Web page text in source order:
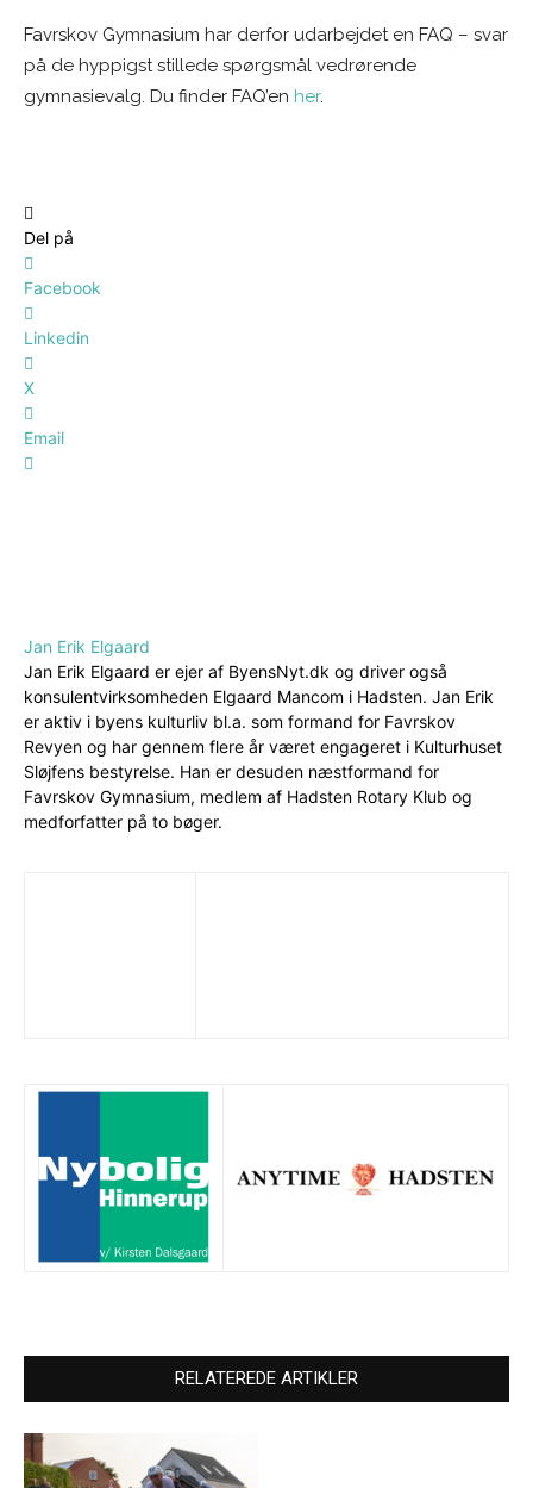
Favrskov Gymnasium har derfor udarbejdet en FAQ – svar
på de hyppigst stillede spørgsmål vedrørende
gymnasievalg. Du finder FAQ’en her.
Del på
Facebook
Linkedin
X
Email
Jan Erik Elgaard
Jan Erik Elgaard er ejer af ByensNyt.dk og driver også
konsulentvirksomheden Elgaard Mancom i Hadsten. Jan Erik
er aktiv i byens kulturliv bl.a. som formand for Favrskov
Revyen og har gennem flere år været engageret i Kulturhuset
Sløjfens bestyrelse. Han er desuden næstformand for
Favrskov Gymnasium, medlem af Hadsten Rotary Klub og
medforfatter på to bøger.
RELATEREDE ARTIKLER